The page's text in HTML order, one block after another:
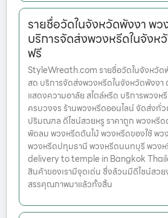
รายชื่อวัดในจังหวัดพังงา พ
บริการจัดส่งพวงหรีดในจังห
ฟรี
StyleWreath.com รายชื่อวัดในจังหวัด
สด บริการจัดส่งพวงหรีดในจังหวัดพังง
แสดงความอาลัย สไตล์หรีด บริการพวง
ครบวงจร ร้านพวงหรีดออนไลน์ จัดส่งทั่ว
ปริมณฑล ดีไซน์สวยหรู ราคาถูก พวงหรี
พัดลม พวงหรีดต้นไม้ พวงหรีดของใช้ พว
พวงหรีดปทุมธานี พวงหรีดนนทบุรี พวง
delivery to temple in Bangkok
สินค้าของเรามีจุดเด่น ซึ่งล้วนมีดีไซน์สวย
สรรคุณภาพมาแล้วทั้งสิ้น